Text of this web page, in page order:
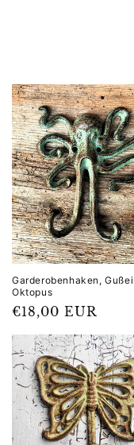
Garderobenhaken,
Oktopus
Normaler
Preis
€18,00 EUR